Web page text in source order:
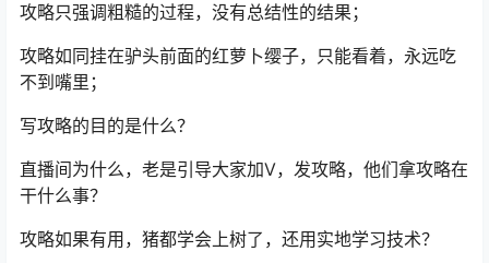
攻略只强调粗糙的过程，没有总结性的结果；
攻略如同挂在驴头前面的红萝卜缨子，只能看着，永远吃
不到嘴里；
写攻略的目的是什么？
直播间为什么，老是引导大家加V，发攻略，他们拿攻略在
干什么事？
攻略如果有用，猪都学会上树了，还用实地学习技术？